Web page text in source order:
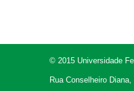
© 2015 Universidade
Rua Conselheiro